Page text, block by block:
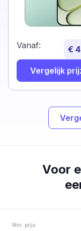
Vanaf: €
Vergelijk
Voor
Min. prijs